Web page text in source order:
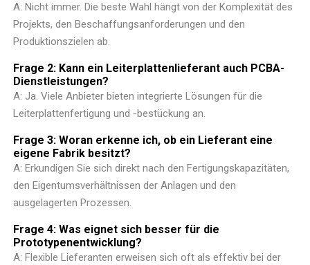
A: Nicht immer. Die beste Wahl hängt von der Komplexität des
Projekts, den Beschaffungsanforderungen und den
Produktionszielen ab.
Frage 2: Kann ein Leiterplattenlieferant auch PCBA-
Dienstleistungen?
A: Ja. Viele Anbieter bieten integrierte Lösungen für die
Leiterplattenfertigung und -bestückung an.
Frage 3: Woran erkenne ich, ob ein Lieferant eine
eigene Fabrik besitzt?
A: Erkundigen Sie sich direkt nach den Fertigungskapazitäten,
den Eigentumsverhältnissen der Anlagen und den
ausgelagerten Prozessen.
Frage 4: Was eignet sich besser für die
Prototypenentwicklung?
A: Flexible Lieferanten erweisen sich oft als effektiv bei der